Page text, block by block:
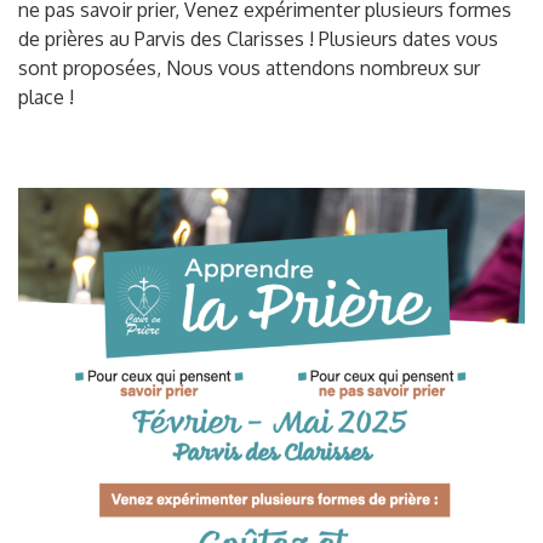
ne pas savoir prier, Venez expérimenter plusieurs formes
de prières au Parvis des Clarisses ! Plusieurs dates vous
sont proposées, Nous vous attendons nombreux sur
place !